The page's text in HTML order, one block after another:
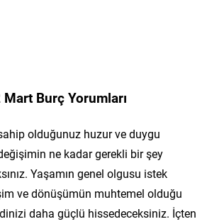
Burç Yorumları
olduğunuz huzur ve duygu
ne kadar gerekli bir şey
Yaşamın genel olgusu istek
ve dönüşümün muhtemel olduğu
daha güçlü hissedeceksiniz. İçten